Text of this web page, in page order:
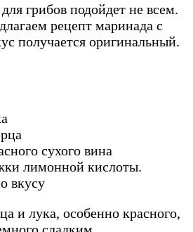
грибов подойдет не всем.
рецепт маринада с
получается оригинальный.
сухого вина
лимонной кислоты.
вкусу
и лука, особенно красного,